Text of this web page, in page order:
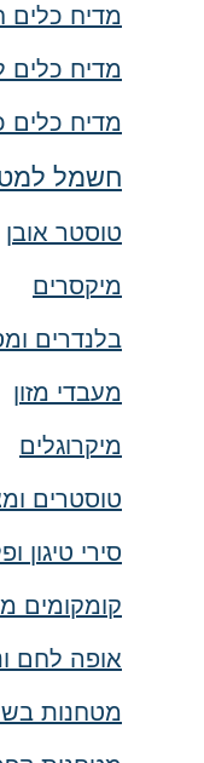
מדיח כלים
מדיח כלים
מדיח כלים
חשמל
טוסטר אובן
מיקסרים
בלנדרים
מעבדי מזון
מיקרוגלים
טוסטרים
סירי טיגון
קומקומים
אופה לחם
מטחנות